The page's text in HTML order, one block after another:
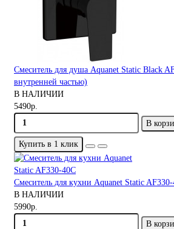
Смеситель для душа Aquanet Static Black
внутренней частью)
В НАЛИЧИИ
5490р.
В
Купить в 1 клик
Смеситель для кухни Aquanet Static
В НАЛИЧИИ
5990р.
В